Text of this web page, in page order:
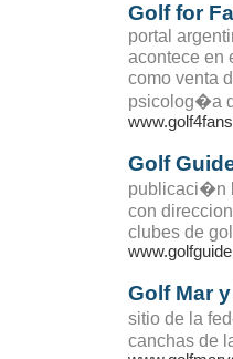
Golf for
portal
acontece en
como venta
psicolog�a
Golf
publicaci�n
con
clubes de
Golf Mar
sitio de la
canchas de